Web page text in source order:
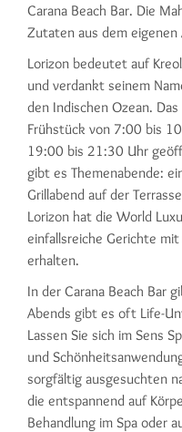
Carana Beach Bar. Die
Zutaten aus dem
Lorizon bedeutet auf
und verdankt seinem
den Indischen Ozean.
Frühstück von 7:00 bis
19:00 bis 21:30 Uhr
gibt es Themenabende:
Grillabend auf der
Lorizon hat die World
einfallsreiche Gerichte
erhalten.
In der Carana Beach Bar
Abends gibt es oft Life-
Lassen Sie sich im Sens
und
sorgfältig ausgesuchten
die entspannend auf
Behandlung im Spa oder